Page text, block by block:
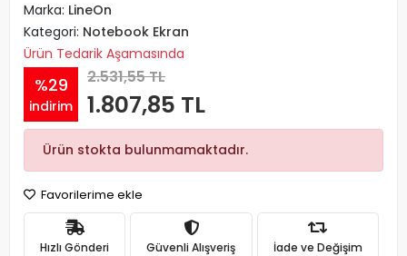
Marka: LineOn
Kategori: Notebook Ekran
Ürün Tedarik Aşamasında
%29
indirim
2.531,55 TL
1.807,85 TL
Ürün stokta bulunmamaktadır.
Favorilerime ekle
Hızlı Gönderi Güvenli Alışveriş İade ve Değişim